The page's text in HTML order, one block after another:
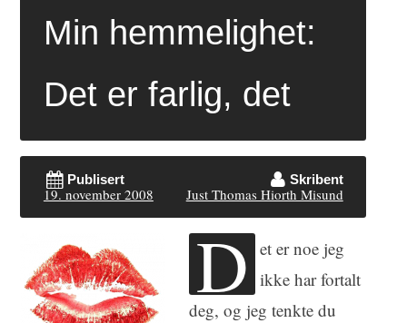
Min hemmelighet:
Det er farlig, det
Publisert
19. november 2008
Skribent
Just Thomas Hiorth Misund
D et er noe jeg
ikke har fortalt
deg, og jeg tenkte du